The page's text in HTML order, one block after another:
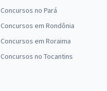
Concursos no Pará
Concursos em Rondônia
Concursos em Roraima
Concursos no Tocantins